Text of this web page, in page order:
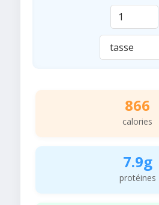
866
calories
7.9g
protéines